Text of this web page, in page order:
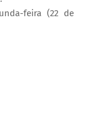
feira (22 de